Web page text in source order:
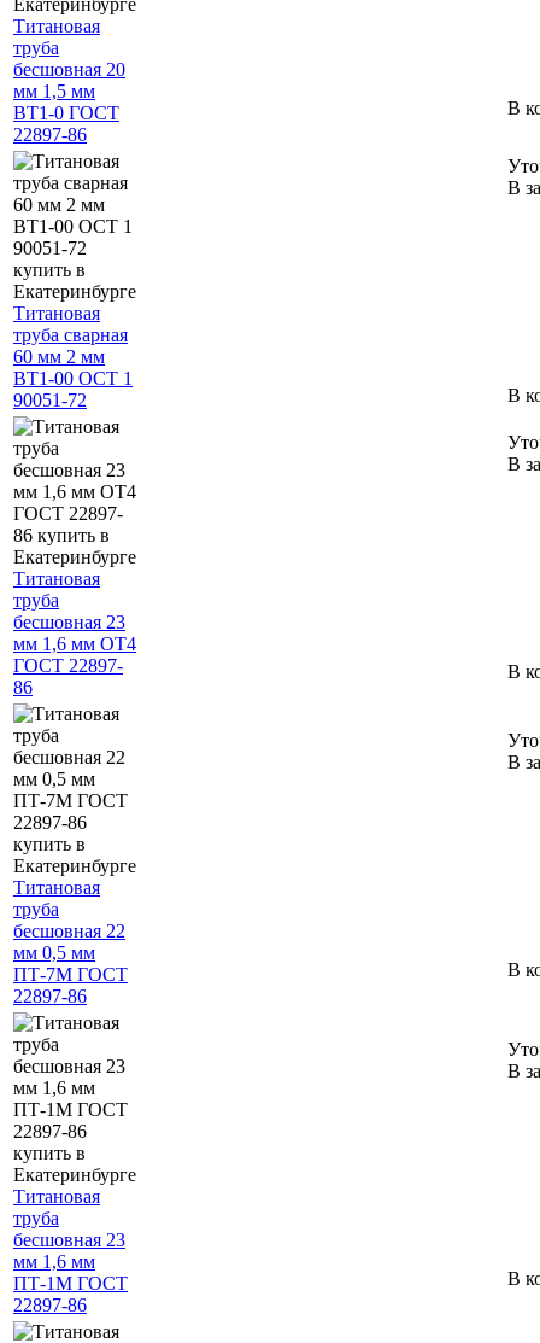
Титановая
труба
бесшовная 20
мм 1,5 мм
ВТ1-0 ГОСТ
22897-86
В
Титановая
труба сварная
60 мм 2 мм
ВТ1-00 ОСТ 1
90051-72
В
В
Титановая
труба
бесшовная 23
мм 1,6 мм ОТ4
ГОСТ 22897-
86
В
В
Титановая
труба
бесшовная 22
мм 0,5 мм
ПТ-7М ГОСТ
22897-86
В
В
Титановая
труба
бесшовная 23
мм 1,6 мм
ПТ-1М ГОСТ
22897-86
В
В